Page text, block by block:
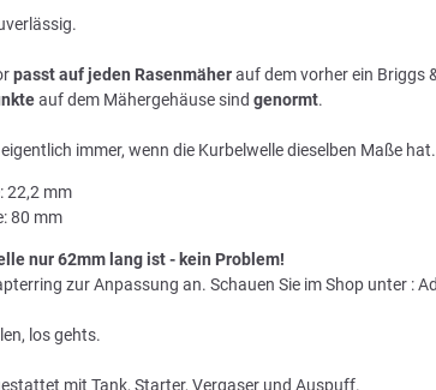
passt auf jeden Rasenmäherauf dem vorher ein Briggs
auf dem Mähergehäuse sind genormt.
immer, wenn die Kurbelwelle dieselben Maße hat.
22,2 mm
80 mm
nur 62mm lang ist - kein Problem!
zur Anpassung an. Schauen Sie im Shop unter :
los gehts.
mit Tank, Starter, Vergaser und Auspuff.